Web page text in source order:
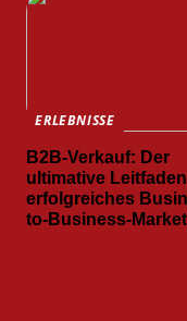
ERLEBNISSE
B2B-Verkauf: Der
ultimative
erfolgreiches
to-Business-